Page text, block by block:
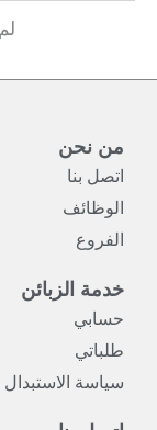
من نحن
اتصل بنا
الوظائف
الفروع
خدمة الزبائن
حسابي
طلباتي
سياسة الاستبدال